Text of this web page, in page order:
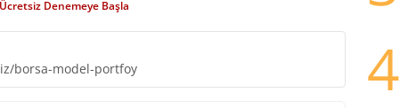
Denemeye Başla
borsa-model-portfoy
4